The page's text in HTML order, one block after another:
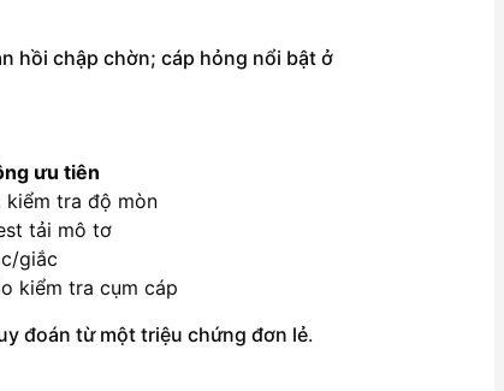
hồi chập chờn; cáp hỏng nổi bật ở
ưu tiên
kiểm tra độ mòn
tải mô tơ
giắc
kiểm tra cụm cáp
đoán từ một triệu chứng đơn lẻ.